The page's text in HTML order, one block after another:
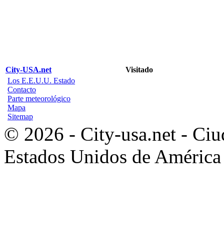
City-USA.net
Visitado
Los E.E.U.U. Estado
Contacto
Parte meteorológico
Mapa
Sitemap
© 2026 - City-usa.net -
Estados Unidos de América